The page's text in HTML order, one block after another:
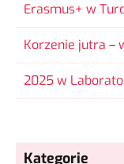
Erasmus+ w
Korzenie jutra –
2025 w
Kategorie